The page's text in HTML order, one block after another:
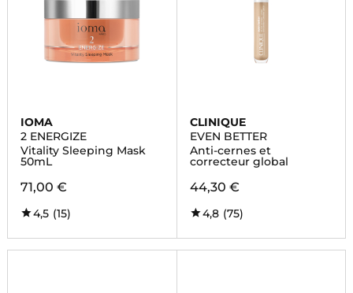
IOMA
2 ENERGIZE
Vitality Sleeping Mask
50mL
71,00 €
4,5 (15)
CLINIQUE
EVEN BETTER
Anti-cernes et
correcteur global
44,30 €
4,8 (75)